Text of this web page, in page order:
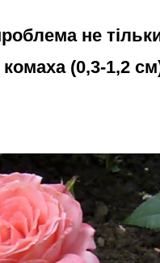
не
(0,3-1,2